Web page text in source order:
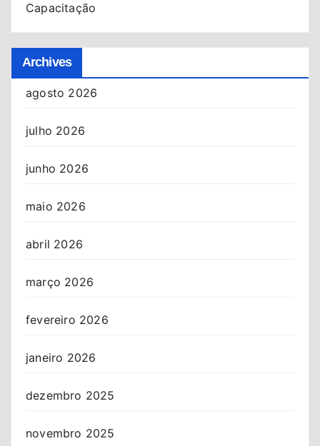
Capacitação
Archives
agosto 2026
julho 2026
junho 2026
maio 2026
abril 2026
março 2026
fevereiro 2026
janeiro 2026
dezembro 2025
novembro 2025